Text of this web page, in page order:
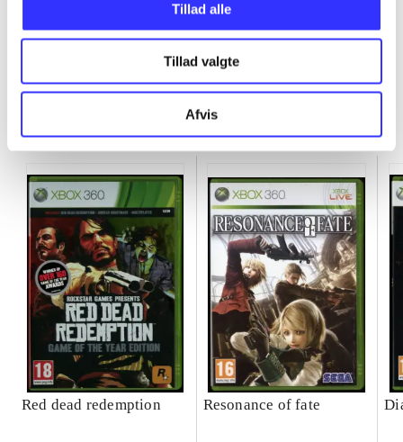
Tillad alle
Tillad valgte
Afvis
Red dead redemption Resonance of fate